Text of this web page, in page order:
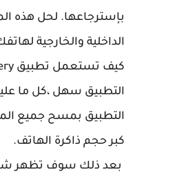
بإسترجاعها. لحل هذه
الداخلية والخارجية
كيف تستعمل تطبيق DigDeep Image Recovery
التطبيق سهل ،كل ما
التطبيق بمسح جميع
كبر حجم ذاكرة الهاتف.
بعد ذلك سوف تظهر